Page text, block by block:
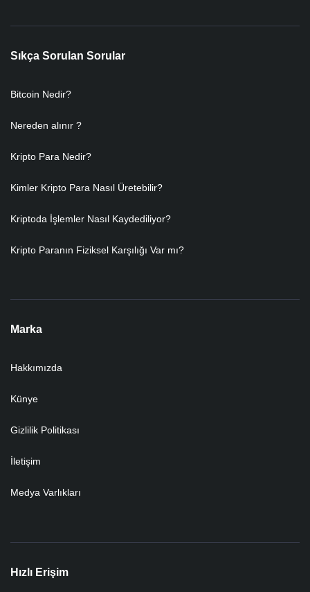
Sıkça Sorulan Sorular
Bitcoin Nedir?
Nereden alınır ?
Kripto Para Nedir?
Kimler Kripto Para Nasıl Üretebilir?
Kriptoda İşlemler Nasıl Kaydediliyor?
Kripto Paranın Fiziksel Karşılığı Var mı?
Marka
Hakkımızda
Künye
Gizlilik Politikası
İletişim
Medya Varlıkları
Hızlı Erişim